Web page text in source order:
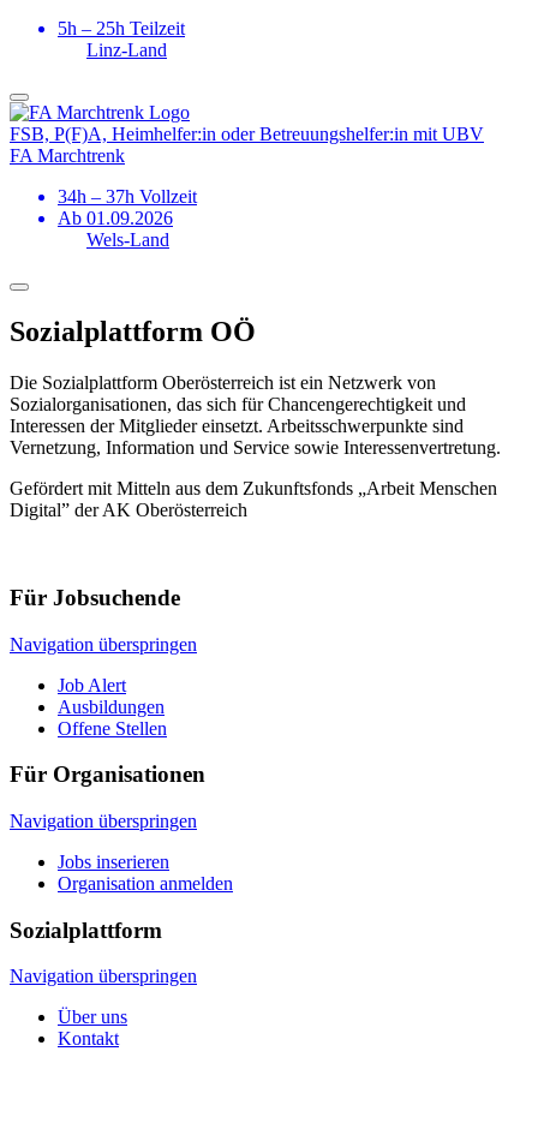
5h – 25h Teilzeit
Linz-Land
FSB, P(F)A, Heimhelfer:in oder Betreuungs­helfer:in mit UBV
FA Marchtrenk
34h – 37h Vollzeit
Ab 01.09.2026
Wels-Land
Sozialplattform OÖ
Die Sozialplattform Oberösterreich ist ein Netzwerk von
Sozialorganisationen, das sich für Chancengerechtigkeit und
Interessen der Mitglieder einsetzt. Arbeitsschwerpunkte sind
Vernetzung, Information und Service sowie Interessenvertretung.
Gefördert mit Mitteln aus dem Zukunftsfonds „Arbeit Menschen
Digital” der AK Oberösterreich
Für Jobsuchende
Navigation überspringen
Job Alert
Ausbildungen
Offene Stellen
Für Organisationen
Navigation überspringen
Jobs inserieren
Organisation anmelden
Sozialplattform
Navigation überspringen
Über uns
Kontakt